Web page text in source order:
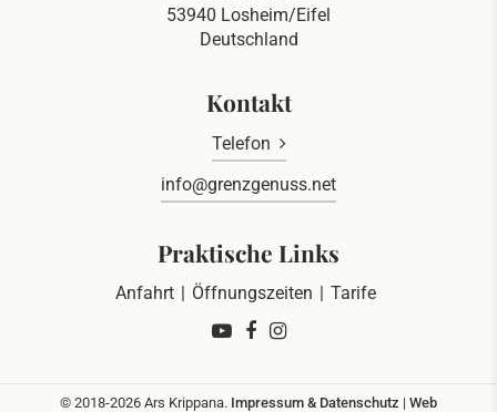
53940 Losheim/Eifel
Deutschland
Kontakt
Telefon
info@grenzgenuss.net
Praktische Links
Anfahrt Öffnungszeiten Tarife
© 2018-2026 Ars Krippana. Impressum & Datenschutz | Web